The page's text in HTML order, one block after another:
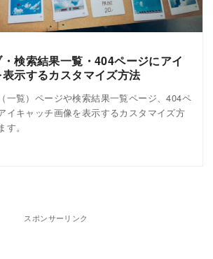
検索結果一覧・404ページにアイ
示するカスタマイズ方法
一覧）ページや検索結果一覧ページ、404ペ
イキャッチ画像を表示するカスタマイズ方
。
スポンサーリンク